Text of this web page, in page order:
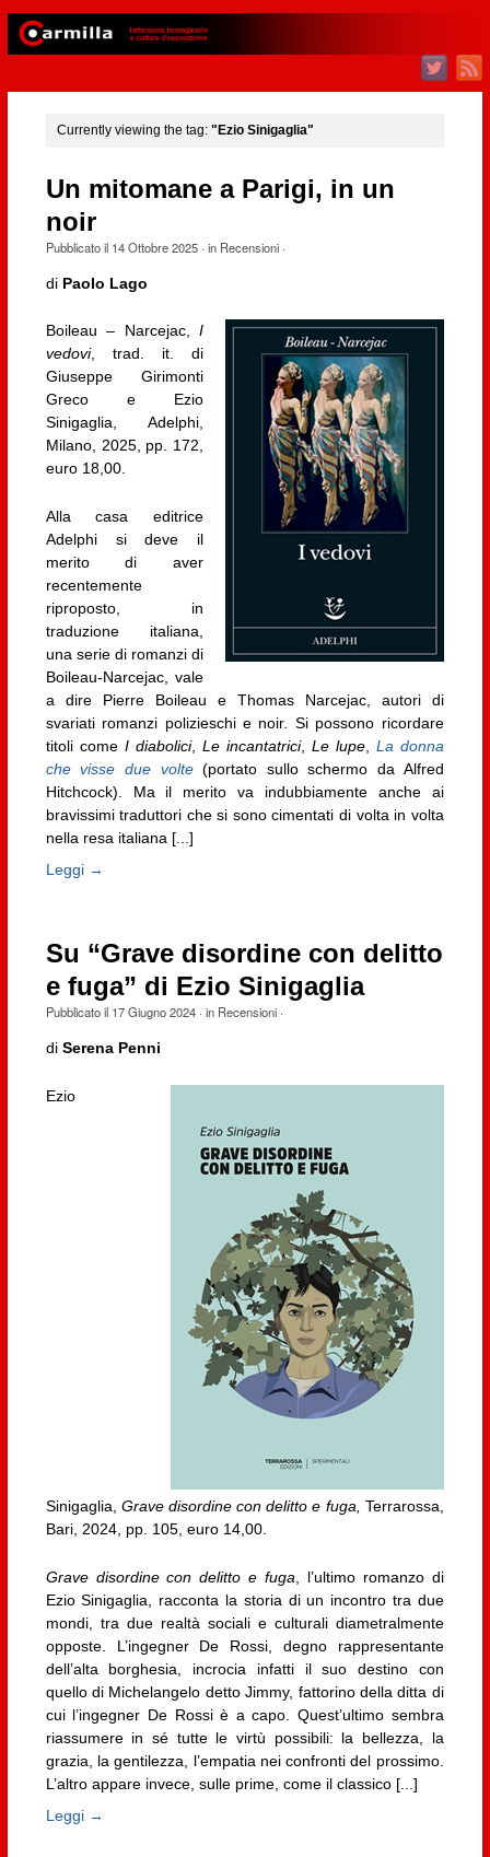
Currently viewing the tag: "Ezio Sinigaglia"
Un mitomane a Parigi, in un
noir
Pubblicato il 14 Ottobre 2025· in Recensioni·
di Paolo Lago
Boileau – Narcejac,I
vedovi, trad. it. di
Giuseppe Girimonti
Greco e Ezio
Sinigaglia, Adelphi,
Milano, 2025, pp. 172,
euro 18,00.
Alla casa editrice
Adelphi si deve il
merito di aver
recentemente
riproposto, in
traduzione italiana,
una serie di romanzi di
Boileau-Narcejac, vale
a dire Pierre Boileau e Thomas Narcejac, autori di
svariati romanzi polizieschi e noir. Si possono ricordare
titoli come I diabolici, Le incantatrici, Le lupe, La donna
che visse due volte(portato sullo schermo da Alfred
Hitchcock). Ma il merito va indubbiamente anche ai
bravissimi traduttori che si sono cimentati di volta in volta
nella resa italiana [...]
Leggi →
Su “Grave disordine con delitto
e fuga” di Ezio Sinigaglia
Pubblicato il 17 Giugno 2024· in Recensioni·
di Serena Penni
Ezio
Sinigaglia, Grave disordine con delitto e fuga, Terrarossa,
Bari, 2024, pp. 105, euro 14,00.
Grave disordine con delitto e fuga , l’ultimo romanzo di
Ezio Sinigaglia, racconta la storia di un incontro tra due
mondi, tra due realtà sociali e culturali diametralmente
opposte. L’ingegner De Rossi, degno rappresentante
dell’alta borghesia, incrocia infatti il suo destino con
quello di Michelangelo detto Jimmy, fattorino della ditta di
cui l’ingegner De Rossi è a capo. Quest’ultimo sembra
riassumere in sé tutte le virtù possibili: la bellezza, la
grazia, la gentilezza, l’empatia nei confronti del prossimo.
L’altro appare invece, sulle prime, come il classico [...]
Leggi →